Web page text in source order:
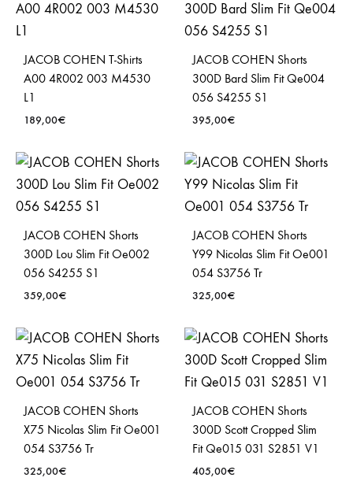
JACOB COHEN T-Shirts
A00 4R002 003 M4530
L1
189,00€
JACOB COHEN Shorts
300D Bard Slim Fit Qe004
056 S4255 S1
395,00€
JACOB COHEN Shorts
300D Lou Slim Fit Oe002
056 S4255 S1
359,00€
JACOB COHEN Shorts
Y99 Nicolas Slim Fit Oe001
054 S3756 Tr
325,00€
JACOB COHEN Shorts
X75 Nicolas Slim Fit Oe001
054 S3756 Tr
325,00€
JACOB COHEN Shorts
300D Scott Cropped Slim
Fit Qe015 031 S2851 V1
405,00€